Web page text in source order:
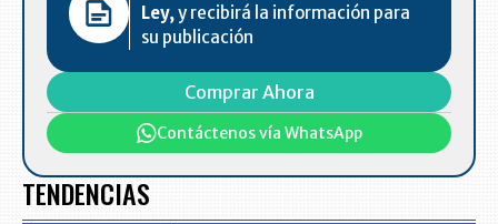
Ley,y recibirá la información para
su publicación
Comprar Ahora
Contáctenos vía WhatsApp
TENDENCIAS